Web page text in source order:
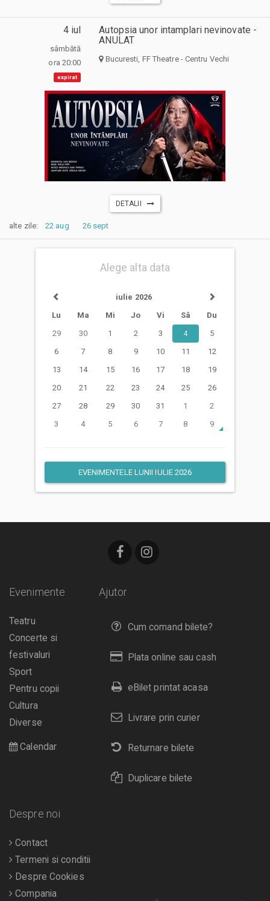
4 iul
sâmbătă
ora 20:00
expirat
Autopsia unor intamplari nevinovate -
ANULAT
Bucuresti, FF Theatre - Centru Vechi
DETALII
alte zile: 22 aug 26 sept
Alege alta data
iulie 2026
Lu
Ma Mi Jo Vi Sâ
Du
29
30 1 2 3 4
5
6
7 8 9 10 11
12
13
14 15 16 17 18
19
20
21 22 23 24 25
26
27
28 29 30 31 1
2
3
4 5 6 7 8 9
EVENIMENTELE LUNII IULIE 2026
Ajutor
Cum comand bilete?
Plata online sau cash
eBilet printat acasa
Livrare prin curier
Returnare bilete
Duplicare bilete
Evenimente
Teatru
Concerte si
festivaluri
Sport
Pentru copii
Cultura
Diverse
Calendar
Despre noi
Contact
Termeni si conditii
Despre Cookies
Compania